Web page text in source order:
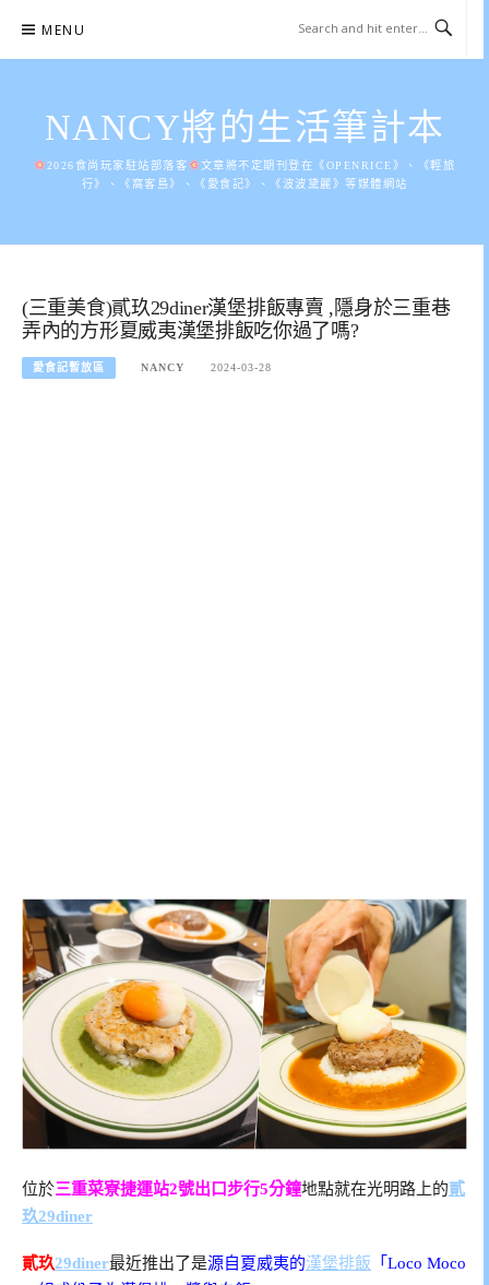
content
MENU
NANCY將的生活筆計本
2026食尚玩家駐站部落客
文章將不定期刊登在《OPENRICE》、《輕旅
行》、《窩客島》、《愛食記》、《波波黛麗》等媒體網站
(三重美食)貳玖29diner漢堡排飯專賣 ,隱身於三重巷
弄內的方形夏威夷漢堡排飯吃你過了嗎?
愛食記暫放區 NANCY 2024-03-28
位於三重菜寮捷運站2號出口步行5分鐘地點就在光明路上的貳
玖29diner
貳玖29diner最近推出了是源自夏威夷的漢堡排飯 「Loco Moco